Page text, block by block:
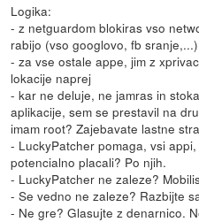
Logika:
- z netguardom blokiras vso
rabijo (vso googlovo, fb sranje,...)
- za vse ostale appe, jim z
lokacije naprej
- kar ne deluje, ne jamras in
aplikacije, sem se prestavil na
imam root? Zajebavate lastne
- LuckyPatcher pomaga, vsi
potencialno placali? Po njih.
- LuckyPatcher ne zaleze?
- Se vedno ne zaleze? Razbijte
- Ne gre? Glasujte z denarnico.